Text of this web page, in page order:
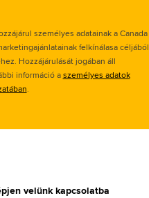
személyes adatainak a Canada
felkínálasa céljából
Hozzájárulását jogában áll
információ aszemélyes adatok
.
velünk kapcsolatba